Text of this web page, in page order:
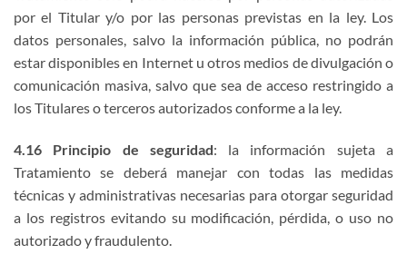
por el Titular y/o por las personas previstas en la ley. Los
datos personales, salvo la información pública, no podrán
estar disponibles en Internet u otros medios de divulgación o
comunicación masiva, salvo que sea de acceso restringido a
los Titulares o terceros autorizados conforme a la ley.
4.16 Principio de seguridad: la información sujeta a
Tratamiento se deberá manejar con todas las medidas
técnicas y administrativas necesarias para otorgar seguridad
a los registros evitando su modificación, pérdida, o uso no
autorizado y fraudulento.